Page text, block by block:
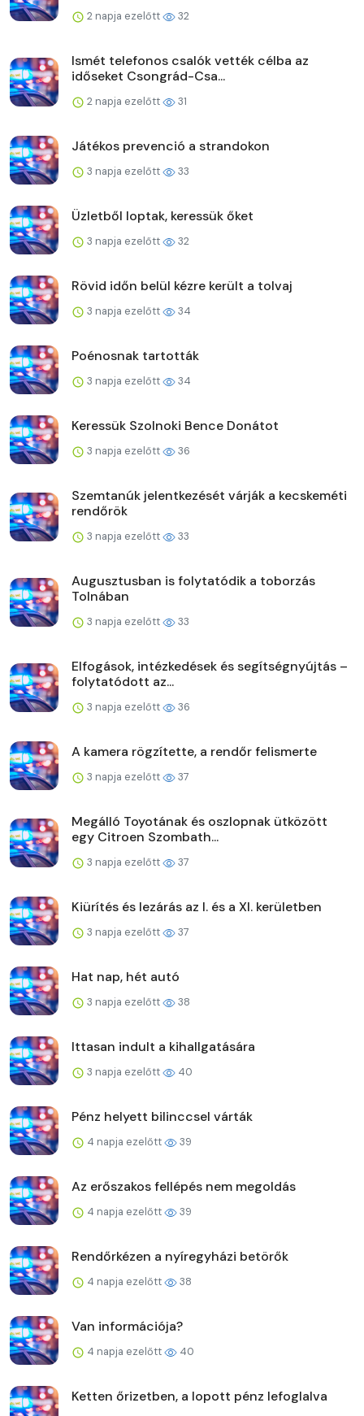
2 napja ezelőtt 32
Ismét telefonos csalók vették célba az
időseket Csongrád-Csa...
2 napja ezelőtt 31
Játékos prevenció a strandokon
3 napja ezelőtt 33
Üzletből loptak, keressük őket
3 napja ezelőtt 32
Rövid időn belül kézre került a tolvaj
3 napja ezelőtt 34
Poénosnak tartották
3 napja ezelőtt 34
Keressük Szolnoki Bence Donátot
3 napja ezelőtt 36
Szemtanúk jelentkezését várják a kecskeméti
rendőrök
3 napja ezelőtt 33
Augusztusban is folytatódik a toborzás
Tolnában
3 napja ezelőtt 33
Elfogások, intézkedések és segítségnyújtás –
folytatódott az...
3 napja ezelőtt 36
A kamera rögzítette, a rendőr felismerte
3 napja ezelőtt 37
Megálló Toyotának és oszlopnak ütközött
egy Citroen Szombath...
3 napja ezelőtt 37
Kiürítés és lezárás az I. és a XI. kerületben
3 napja ezelőtt 37
Hat nap, hét autó
3 napja ezelőtt 38
Ittasan indult a kihallgatására
3 napja ezelőtt 40
Pénz helyett bilinccsel várták
4 napja ezelőtt 39
Az erőszakos fellépés nem megoldás
4 napja ezelőtt 39
Rendőrkézen a nyíregyházi betörők
4 napja ezelőtt 38
Van információja?
4 napja ezelőtt 40
Ketten őrizetben, a lopott pénz lefoglalva